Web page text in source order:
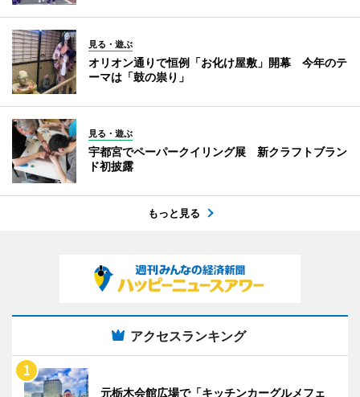
見る・遊ぶ
オリオン通りで恒例「お化け屋敷」開幕 今年のテ
ーマは「鼓の祟り」
見る・遊ぶ
宇都宮でペーパークイリング展 新クラフトブラン
ド初披露
もっと見る
アクセスランキング
元栃木会館広場で「キッチンカーグルメフェ